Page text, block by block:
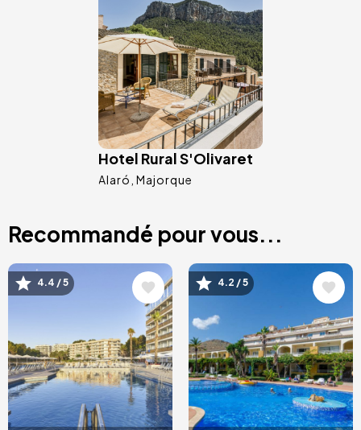
Image
Hotel Rural S'Olivaret
Alaró Majorque
Recommandé pour vous...
Image
4.4 / 5 Image
4.2 / 5